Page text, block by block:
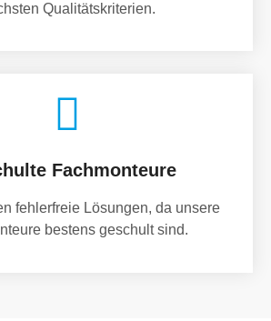
Qualitätskriterien.
Fachmonteure
fehlerfreie Lösungen, da unsere
bestens geschult sind.